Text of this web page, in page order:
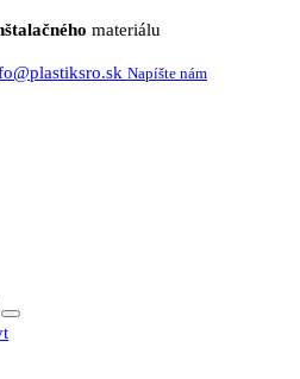
materiálu
Napíšte nám